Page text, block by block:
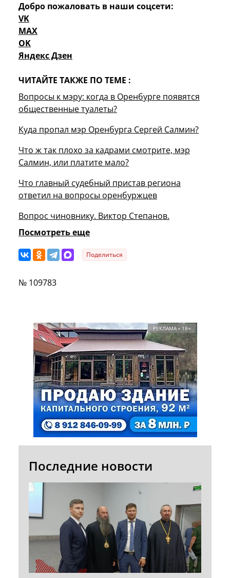
Добро пожаловать в наши соцсети:
VK
MAX
OK
Яндекс Дзен
ЧИТАЙТЕ ТАКЖЕ ПО ТЕМЕ :
Вопросы к мэру: когда в Оренбурге появятся
общественные туалеты?
Куда пропал мэр Оренбурга Сергей Салмин?
Что ж так плохо за кадрами смотрите, мэр
Салмин, или платите мало?
Что главный судебный пристав региона
ответил на вопросы оренбуржцев
Вопрос чиновнику. Виктор Степанов.
Посмотреть еще
Поделиться
№ 109783
РЕКЛАМА • 18+
Последние новости